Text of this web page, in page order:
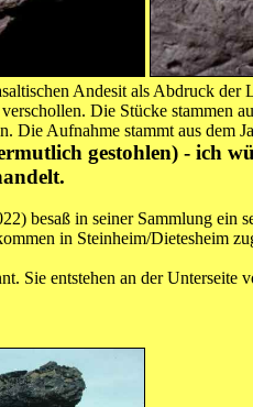
Andesit als Abdruck
Die Stücke
Die Aufnahme stammt aus dem
gestohlen) - ich
besaß in seiner Sammlung
in Steinheim/Dietesheim
Sie entstehen an der